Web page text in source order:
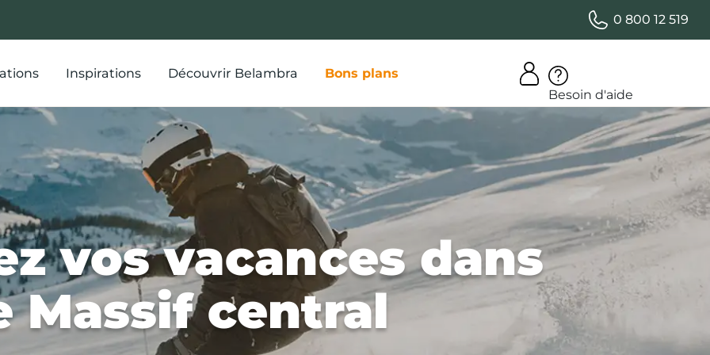
0 800 12 519
Inspirations Découvrir Belambra
Bons plans
Besoin d'aide
vos vacances dans
Massif central